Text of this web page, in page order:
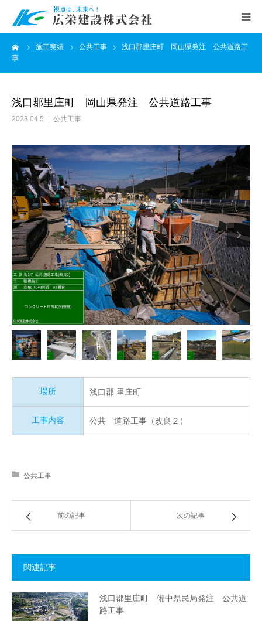
施工実績 公共工事
浅口郡里庄町 岡山県発注 公共道路工
事
浅口郡里庄町 岡山県発注 公共道路工事
2023.04.5 公共工事

場所 浅口郡 里庄町
工事内容 公共 道路工事（改良２）
公共工事
前の記事 次の記事
関連記事
浅口郡里庄町 備中県民局発注 公共道
路工事
ホーム
公共工事
民間工事
施工実績
お知らせ
求人情報